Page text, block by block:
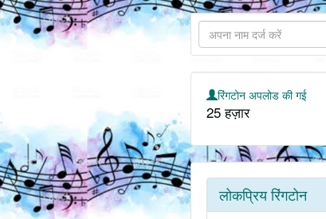
रिंगटोन अपलोड की गई
25 हज़ार
लोकप्रिय रिंगटोन